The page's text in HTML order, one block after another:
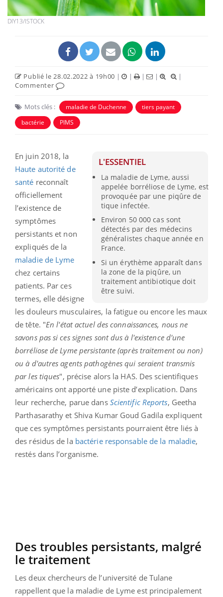
DIY13/ISTOCK
Publié le 28.02.2022 à 19h00 | | | |
|
Commenter
Mots clés : maladie de Duchenne
tiers payant
bactérie
PIMS
L'ESSENTIEL
La maladie de Lyme, aussi
appelée borréliose de Lyme, est
provoquée par une piqûre de
tique infectée.
Environ 50 000 cas sont
détectés par des médecins
généralistes chaque année en
France.
Si un érythème apparaît dans
la zone de la piqûre, un
traitement antibiotique doit
être suivi.
En juin 2018, la
Haute autorité de
santé reconnaît
officiellement
l’existence de
symptômes
persistants et non
expliqués de la
maladie de Lyme
chez certains
patients. Par ces
termes, elle désigne
les douleurs musculaires, la fatigue ou encore les maux
de tête. "En l'état actuel des connaissances, nous ne
savons pas si ces signes sont dus à l'existence d'une
borréliose de Lyme persistante (après traitement ou non)
ou à d'autres agents pathogènes qui seraient transmis
par les tiques", précise alors la HAS. Des scientifiques
américains ont apporté une piste d’explication. Dans
leur recherche, parue dans Scientific Reports, Geetha
Parthasarathy et Shiva Kumar Goud Gadila expliquent
que ces symptômes persistants pourraient être liés à
des résidus de la bactérie responsable de la maladie,
restés dans l’organisme.
Des troubles persistants, malgré
le traitement
Les deux chercheurs de l’université de Tulane
rappellent que la maladie de Lyme est principalement